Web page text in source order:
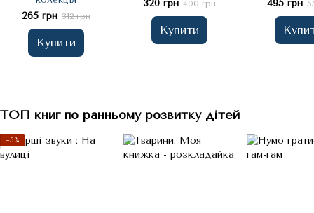
265 грн 312 грн
Купити
320 грн 400 грн
Купити
495 грн
ТОП книг по ранньому розвитку дітей
−5%